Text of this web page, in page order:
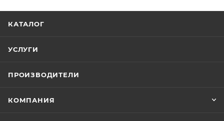
КАТАЛОГ
УСЛУГИ
ПРОИЗВОДИТЕЛИ
КОМПАНИЯ